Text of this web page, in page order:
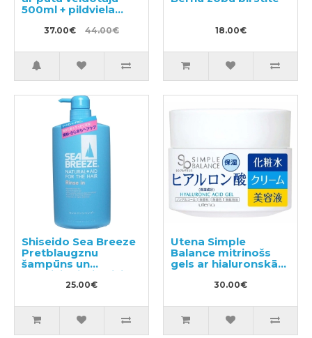
500ml + pildviela
37.00€ 44.00€ 18.00€
Shiseido Sea Breeze
Pretblaugznu
šampūns un
kondicionieris divi
vienā ar mentolu
25.00€
Utena Simple
Balance mitrinošs
gels ar hialuronskābi
30.00€